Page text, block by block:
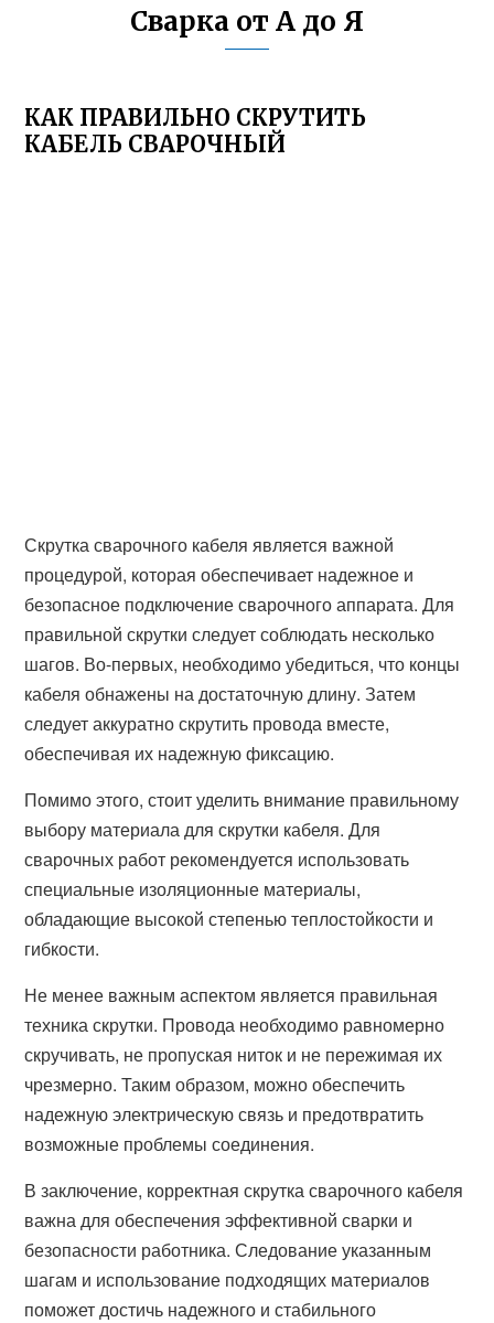
Сварка от А до Я
КАК ПРАВИЛЬНО СКРУТИТЬ
КАБЕЛЬ СВАРОЧНЫЙ
Скрутка сварочного кабеля является важной
процедурой, которая обеспечивает надежное и
безопасное подключение сварочного аппарата. Для
правильной скрутки следует соблюдать несколько
шагов. Во-первых, необходимо убедиться, что концы
кабеля обнажены на достаточную длину. Затем
следует аккуратно скрутить провода вместе,
обеспечивая их надежную фиксацию.
Помимо этого, стоит уделить внимание правильному
выбору материала для скрутки кабеля. Для
сварочных работ рекомендуется использовать
специальные изоляционные материалы,
обладающие высокой степенью теплостойкости и
гибкости.
Не менее важным аспектом является правильная
техника скрутки. Провода необходимо равномерно
скручивать, не пропуская ниток и не пережимая их
чрезмерно. Таким образом, можно обеспечить
надежную электрическую связь и предотвратить
возможные проблемы соединения.
В заключение, корректная скрутка сварочного кабеля
важна для обеспечения эффективной сварки и
безопасности работника. Следование указанным
шагам и использование подходящих материалов
поможет достичь надежного и стабильного